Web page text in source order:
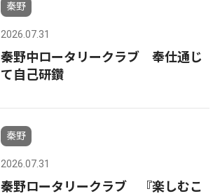
秦野
2026.07.31
秦野中ロータリークラブ 奉仕通じ
て自己研鑽
秦野
2026.07.31
秦野ロータリークラブ 『楽しむこ